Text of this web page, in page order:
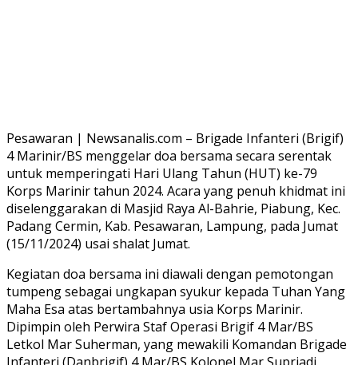
Pesawaran | Newsanalis.com – Brigade Infanteri (Brigif)
4 Marinir/BS menggelar doa bersama secara serentak
untuk memperingati Hari Ulang Tahun (HUT) ke-79
Korps Marinir tahun 2024. Acara yang penuh khidmat ini
diselenggarakan di Masjid Raya Al-Bahrie, Piabung, Kec.
Padang Cermin, Kab. Pesawaran, Lampung, pada Jumat
(15/11/2024) usai shalat Jumat.
Kegiatan doa bersama ini diawali dengan pemotongan
tumpeng sebagai ungkapan syukur kepada Tuhan Yang
Maha Esa atas bertambahnya usia Korps Marinir.
Dipimpin oleh Perwira Staf Operasi Brigif 4 Mar/BS
Letkol Mar Suherman, yang mewakili Komandan Brigade